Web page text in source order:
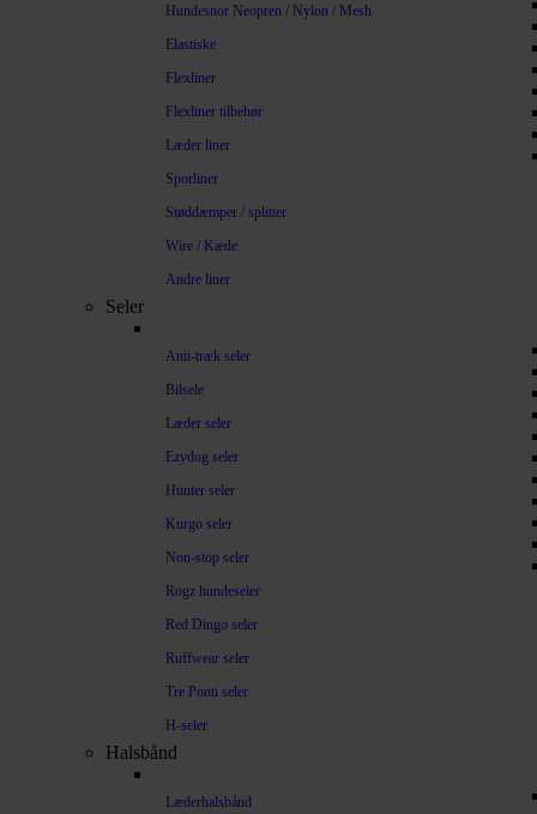
Hundesnor Neopren / Nylon / Mesh
Elastiske
Flexliner
Flexliner tilbehør
Læder liner
Sporliner
Støddæmper / splitter
Wire / Kæde
Andre liner
Seler
Anti-træk seler
Bilsele
Læder seler
Ezydog seler
Hunter seler
Kurgo seler
Non-stop seler
Rogz hundeseler
Red Dingo seler
Ruffwear seler
Tre Ponti seler
H-seler
Halsbånd
Læderhalsbånd